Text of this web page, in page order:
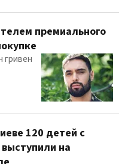
премиального
гривен
120 детей с
на